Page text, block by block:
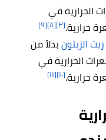
الحرارية في
[٣] [٨] [٩]
زيت الزيتونبدلاً من
الحرارية في
[١٠] [١١]